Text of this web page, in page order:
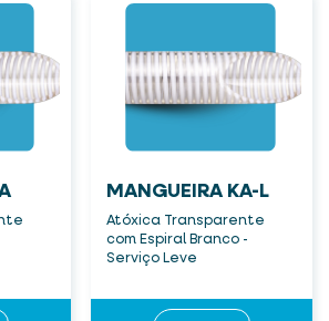
MANGUEIRA KA-L
Atóxica Transparente
com Espiral Branco -
Serviço Leve